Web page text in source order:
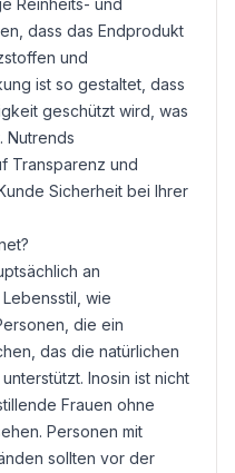
Reinheits- und
dass das Endprodukt
und
ist so gestaltet, dass
geschützt wird, was
Nutrends
Transparenz und
Sicherheit bei Ihrer
an
wie
die ein
das die natürlichen
Inosin ist nicht
Frauen ohne
Personen mit
sollten vor der